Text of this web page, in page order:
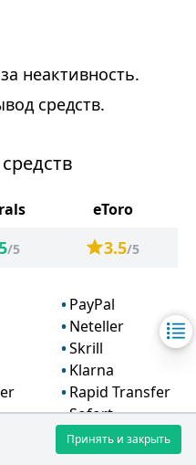
неактивность.
средств.
eToro
/5 3.5/5
PayPal
Neteller
Skrill
Klarna
Rapid Transfer
Sofort
Swift
Visa
Принять и закрыть